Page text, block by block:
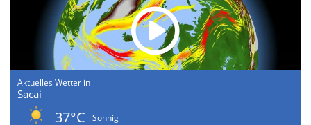
Aktuelles Wetter in
Sacai
37°C
Sonnig